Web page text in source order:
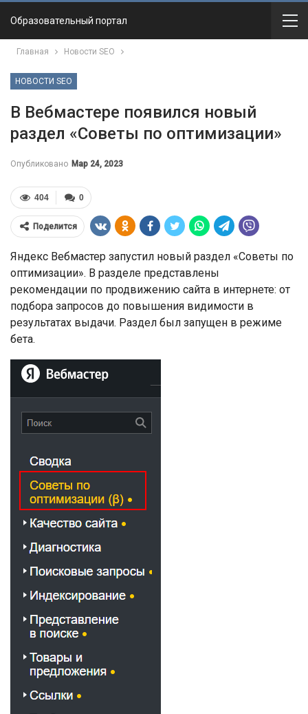
Образовательный портал
Главная Новости SEO
НОВОСТИ SEO
В Вебмастере появился новый
раздел «Советы по оптимизации»
Опубликовано Мар 24, 2023
0
404
Поделится
Яндекс Вебмастер запустил новый раздел «Советы по
оптимизации». В разделе представлены
рекомендации по продвижению сайта в интернете: от
подбора запросов до повышения видимости в
результатах выдачи. Раздел был запущен в режиме
бета.